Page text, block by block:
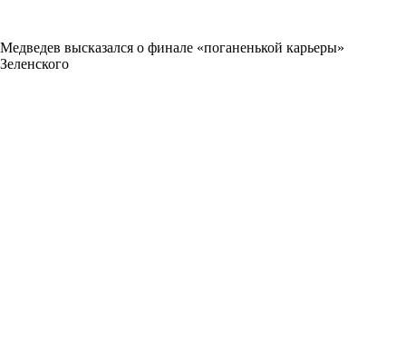
Медведев высказался о финале «поганенькой карьеры»
Зеленского